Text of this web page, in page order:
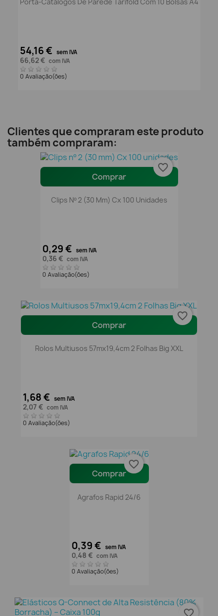
54,16 € sem IVA
66,62 € com IVA
0 Avaliação(ões)
Clientes que compraram este produto
também compraram:
Comprar
Clips Nº 2 (30 Mm) Cx 100 Unidades
0,29 € sem IVA
0,36 € com IVA
0 Avaliação(ões)
favorite_border
Comprar
Rolos Multiusos 57mx19,4cm 2 Folhas Big XXL
1,68 € sem IVA
2,07 € com IVA
0 Avaliação(ões)
favorite_border
Comprar
Agrafos Rapid 24/6
0,39 € sem IVA
0,48 € com IVA
0 Avaliação(ões)
favorite_border
favorite_border